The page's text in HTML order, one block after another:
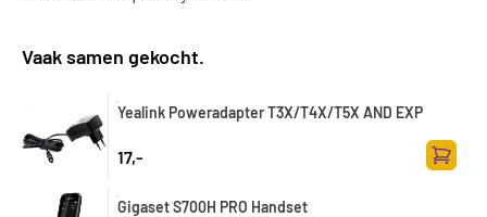
Vaak samen gekocht.
Yealink Poweradapter T3X/T4X/T5X AND EXP
17,-
Gigaset S700H PRO Handset